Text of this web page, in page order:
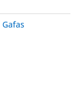
Gafas